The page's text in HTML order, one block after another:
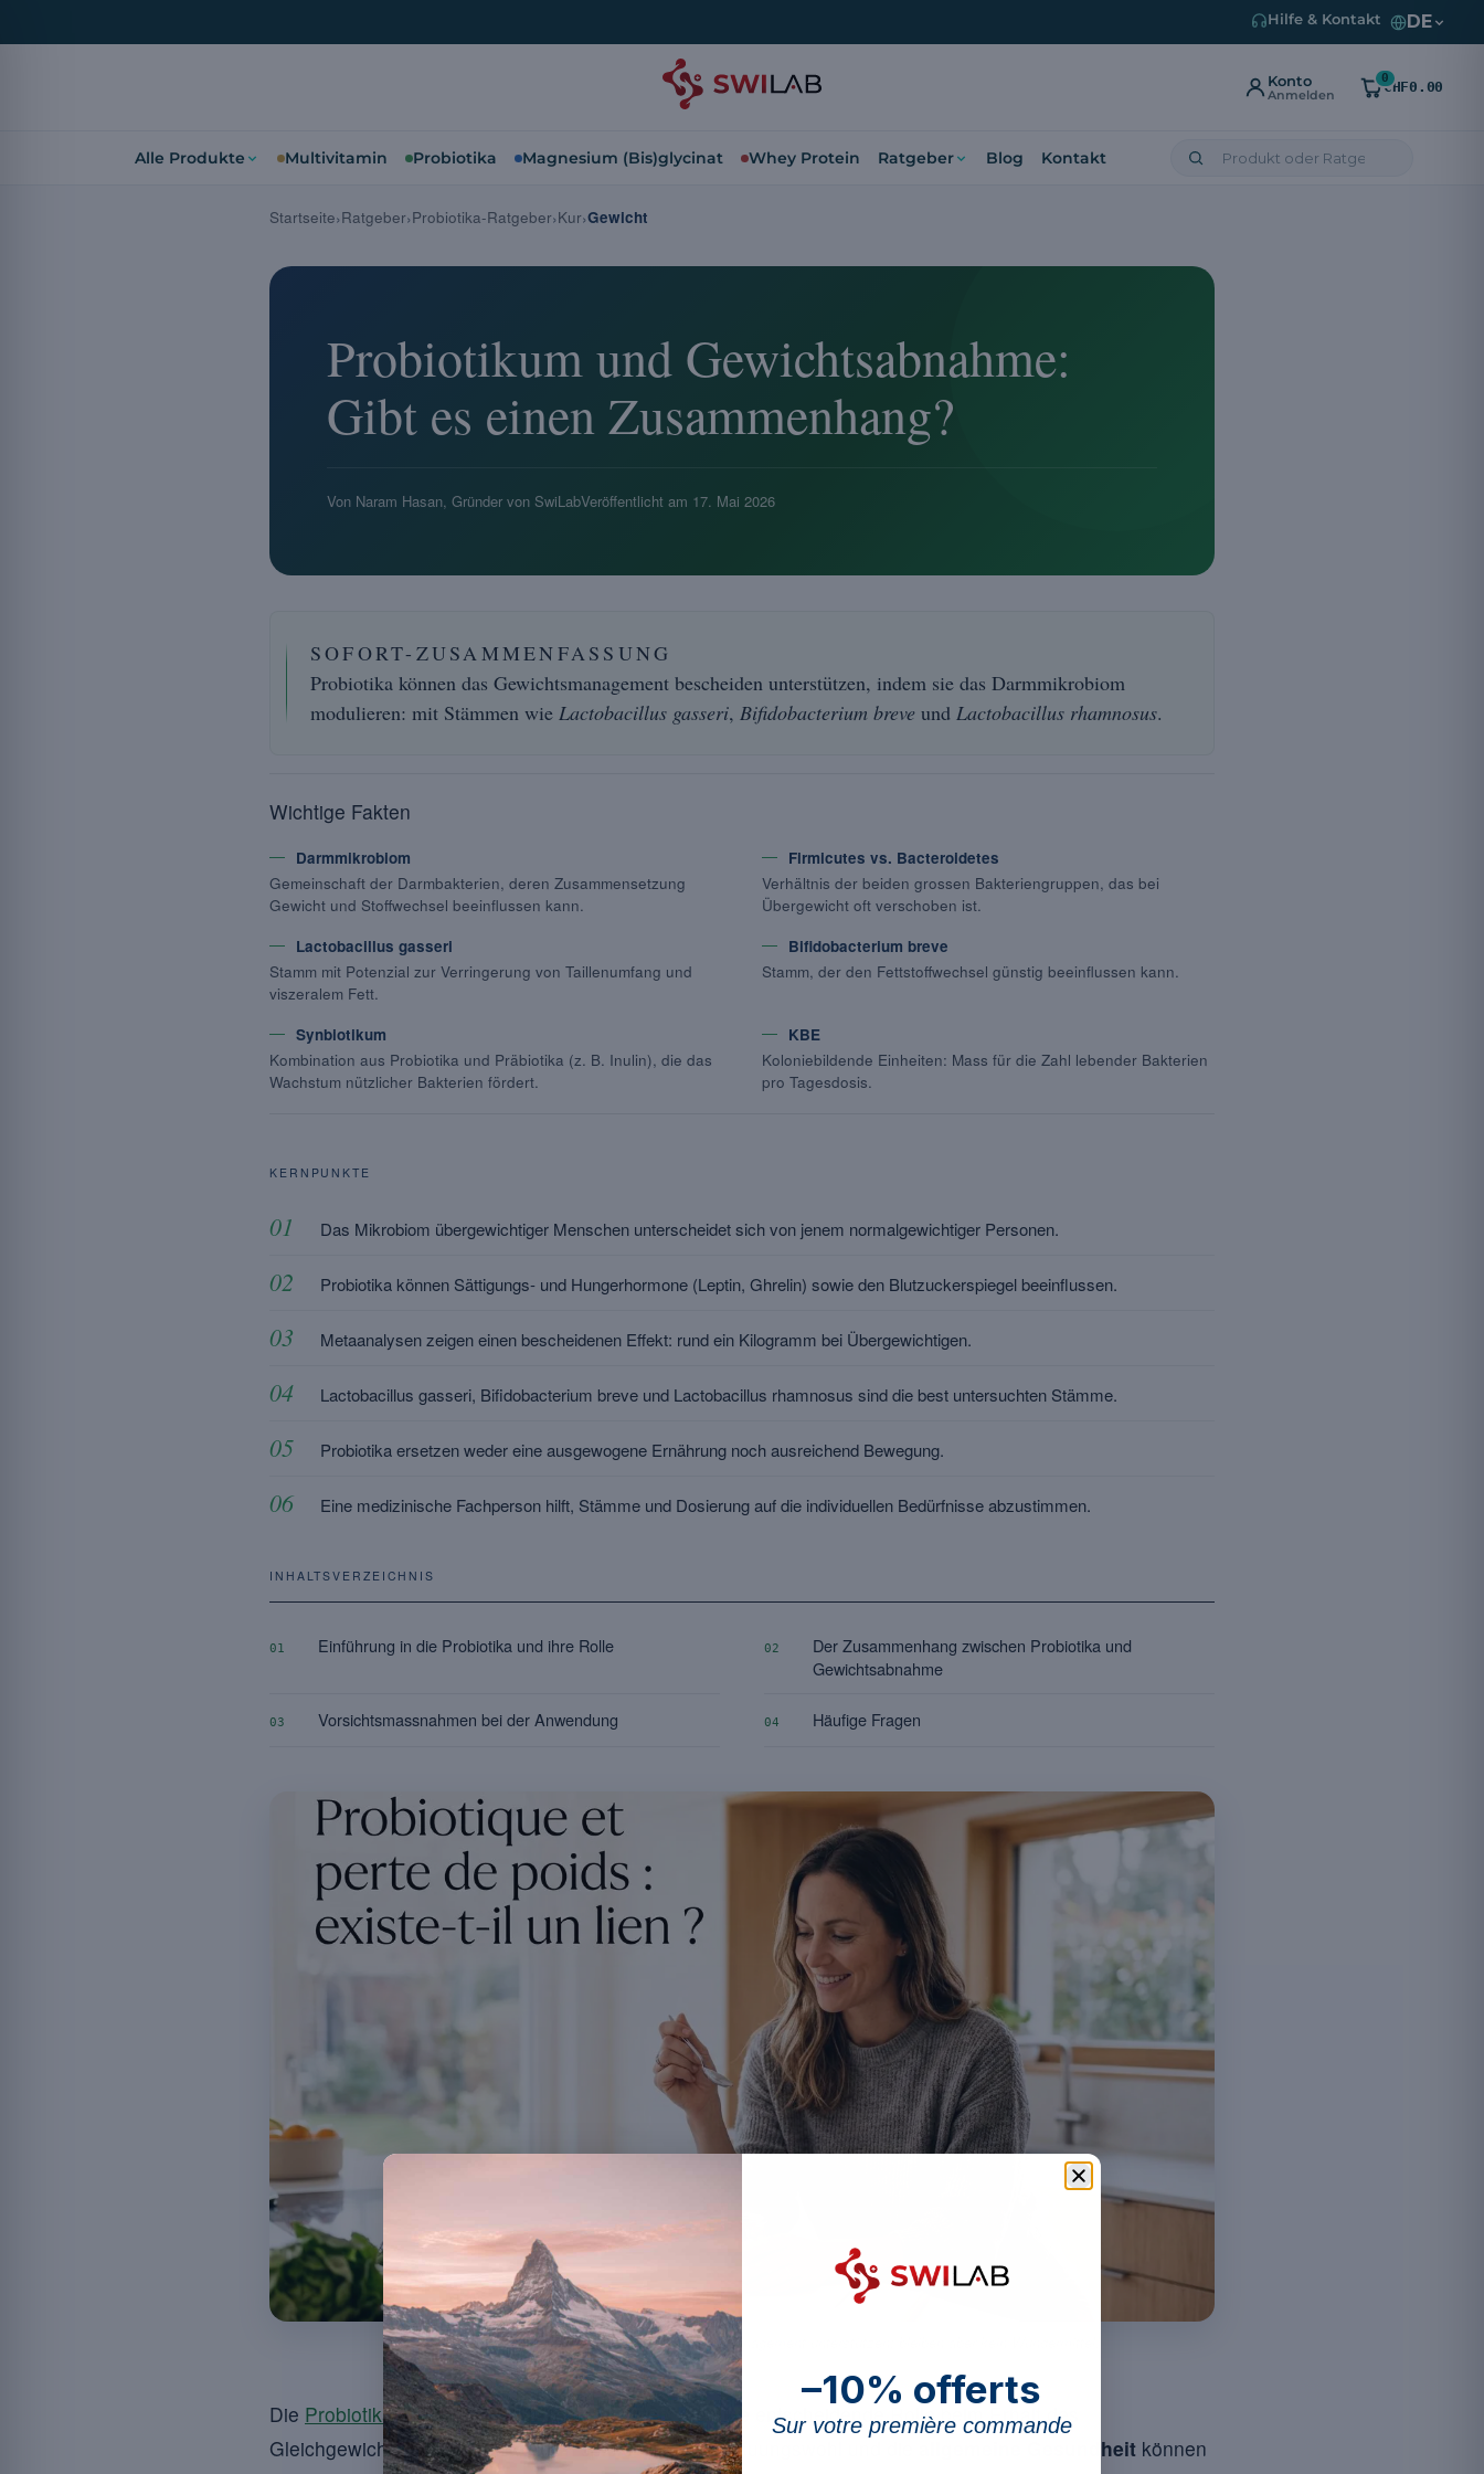
Hilfe & Kontakt DE
Konto
Anmelden
0
CHF0.00
Alle Produkte Multivitamin Probiotika Magnesium (Bis)glycinat Whey Protein Ratgeber Blog Kontakt
Probiotikum und Gewichtsabnahme:
Gibt es einen Zusammenhang?
Von Naram Hasan, Gründer von SwiLabVeröffentlicht am 17. Mai 2026
SOFORT-ZUSAMMENFASSUNG
Probiotika können das Gewichtsmanagement bescheiden unterstützen, indem sie das Darmmikrobiom
modulieren: mit Stämmen wie Lactobacillus gasseri, Bifidobacterium breve und Lactobacillus rhamnosus.
Wichtige Fakten
Darmmikrobiom
Gemeinschaft der Darmbakterien, deren Zusammensetzung
Gewicht und Stoffwechsel beeinflussen kann.
Firmicutes vs. Bacteroidetes
Verhältnis der beiden grossen Bakteriengruppen, das bei
Übergewicht oft verschoben ist.
Lactobacillus gasseri
Stamm mit Potenzial zur Verringerung von Taillenumfang und
viszeralem Fett.
Bifidobacterium breve
Stamm, der den Fettstoffwechsel günstig beeinflussen kann.
Synbiotikum
Kombination aus Probiotika und Präbiotika (z. B. Inulin), die das
Wachstum nützlicher Bakterien fördert.
KBE
Koloniebildende Einheiten: Mass für die Zahl lebender Bakterien
pro Tagesdosis.
KERNPUNKTE
Das Mikrobiom übergewichtiger Menschen unterscheidet sich von jenem normalgewichtiger Personen.
Probiotika können Sättigungs- und Hungerhormone (Leptin, Ghrelin) sowie den Blutzuckerspiegel beeinflussen.
Metaanalysen zeigen einen bescheidenen Effekt: rund ein Kilogramm bei Übergewichtigen.
Lactobacillus gasseri, Bifidobacterium breve und Lactobacillus rhamnosus sind die best untersuchten Stämme.
Probiotika ersetzen weder eine ausgewogene Ernährung noch ausreichend Bewegung.
Eine medizinische Fachperson hilft, Stämme und Dosierung auf die individuellen Bedürfnisse abzustimmen.
INHALTSVERZEICHNIS
01 Einführung in die Probiotika und ihre Rolle 02
Der Zusammenhang zwischen Probiotika und
Gewichtsabnahme
03 Vorsichtsmassnahmen bei der Anwendung 04 Häufige Fragen
Probiotika und Darmmikrobiom können das Gewichtsmanagement unterstützen: bleiben aber kein Wundermittel.
Die Probiotikasind lebende Mikroorganismen, die eine entscheidende Rolle beim Erhalt des
Gleichgewichts im Darmmikrobiom spielen. Das Verdauungswohl und die
allgemeine Gesundheit können
Startseite Ratgeber Probiotika-Ratgeber Kur Gewicht
–10% offerts
Sur votre première commande